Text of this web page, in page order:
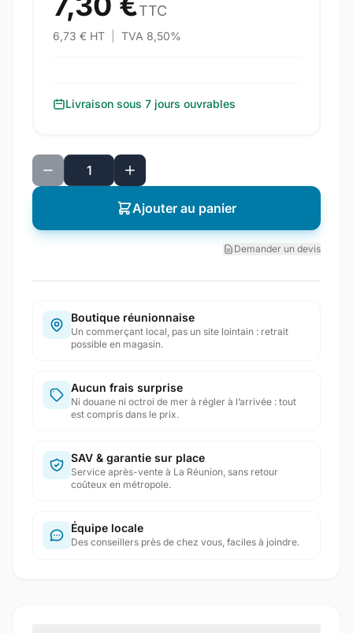
TTC
6,73 € HT TVA 8,50%
Livraison sous 7 jours ouvrables
Ajouter au panier
Demander un devis
Boutique réunionnaise
Un commerçant local, pas un site lointain : retrait
possible en magasin.
Aucun frais surprise
Ni douane ni octroi de mer à régler à l’arrivée : tout
est compris dans le prix.
SAV & garantie sur place
Service après-vente à La Réunion, sans retour
coûteux en métropole.
Équipe locale
Des conseillers près de chez vous, faciles à joindre.